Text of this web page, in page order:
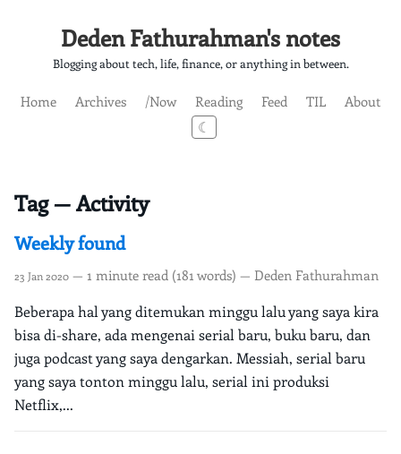
Deden Fathurahman's notes
Blogging about tech, life, finance, or anything in between.
Home Archives /Now Reading Feed TIL
About
☾
Tag — Activity
Weekly found
23 Jan 2020 — 1 minute read (181 words) — Deden Fathurahman
Beberapa hal yang ditemukan minggu lalu yang saya kira
bisa di-share, ada mengenai serial baru, buku baru, dan
juga podcast yang saya dengarkan. Messiah, serial baru
yang saya tonton minggu lalu, serial ini produksi
Netflix,...